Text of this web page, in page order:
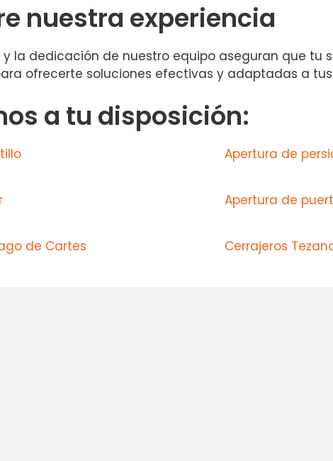
nuestra experiencia
la dedicación de nuestro equipo aseguran que tu
ofrecerte soluciones efectivas y adaptadas a
a tu disposición:
Apertura de
Apertura de
de Cartes Cerrajeros